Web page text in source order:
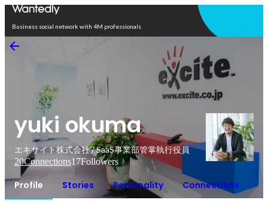
Business social network with 4M professionals
yuki okuma
エキサイト株式会社 / SaaS事業部管掌執行役員
20Connections17Followers
Profile Stories Personality Connections